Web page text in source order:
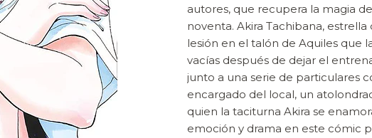
autores, que recupera la magia
noventa. Akira Tachibana,
lesión en el talón de Aquiles que
vacías después de dejar el
junto a una serie de particulares
encargado del local, un
quien la taciturna Akira se
emoción y drama en este cómic